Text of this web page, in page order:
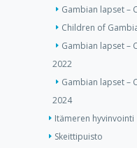
Gambian lapset –
Children of
Gambian lapset –
2022
Gambian lapset –
2024
Itämeren hyvinvointi
Skeittipuisto